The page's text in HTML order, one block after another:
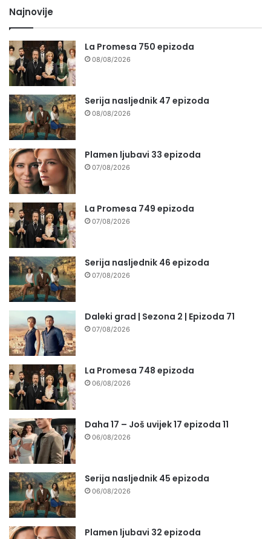
Najnovije
La Promesa 750 epizoda
08/08/2026
Serija nasljednik 47 epizoda
08/08/2026
Plamen ljubavi 33 epizoda
07/08/2026
La Promesa 749 epizoda
07/08/2026
Serija nasljednik 46 epizoda
07/08/2026
Daleki grad | Sezona 2 | Epizoda 71
07/08/2026
La Promesa 748 epizoda
06/08/2026
Daha 17 – Još uvijek 17 epizoda 11
06/08/2026
Serija nasljednik 45 epizoda
06/08/2026
Plamen ljubavi 32 epizoda